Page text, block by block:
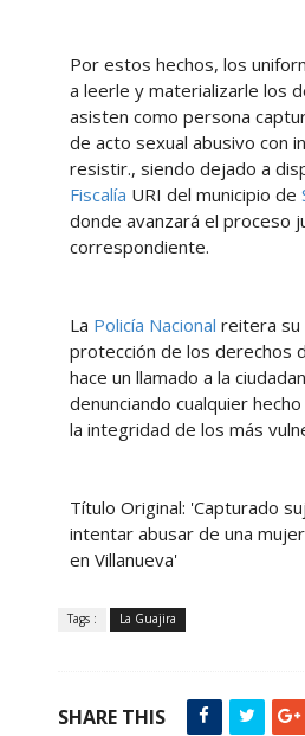
Por estos hechos, los
a leerle y materializarle los
asisten como persona
de acto sexual abusivo con
resistir., siendo dejado a
Fiscalía URI del municipio de
donde avanzará el proceso
correspondiente.
La Policía Nacional reitera su
protección de los derechos
hace un llamado a la
denunciando cualquier
la integridad de los más
Título Original: 'Capturado
intentar abusar de una
en Villanueva'
Tags : La Guajira
SHARE THIS